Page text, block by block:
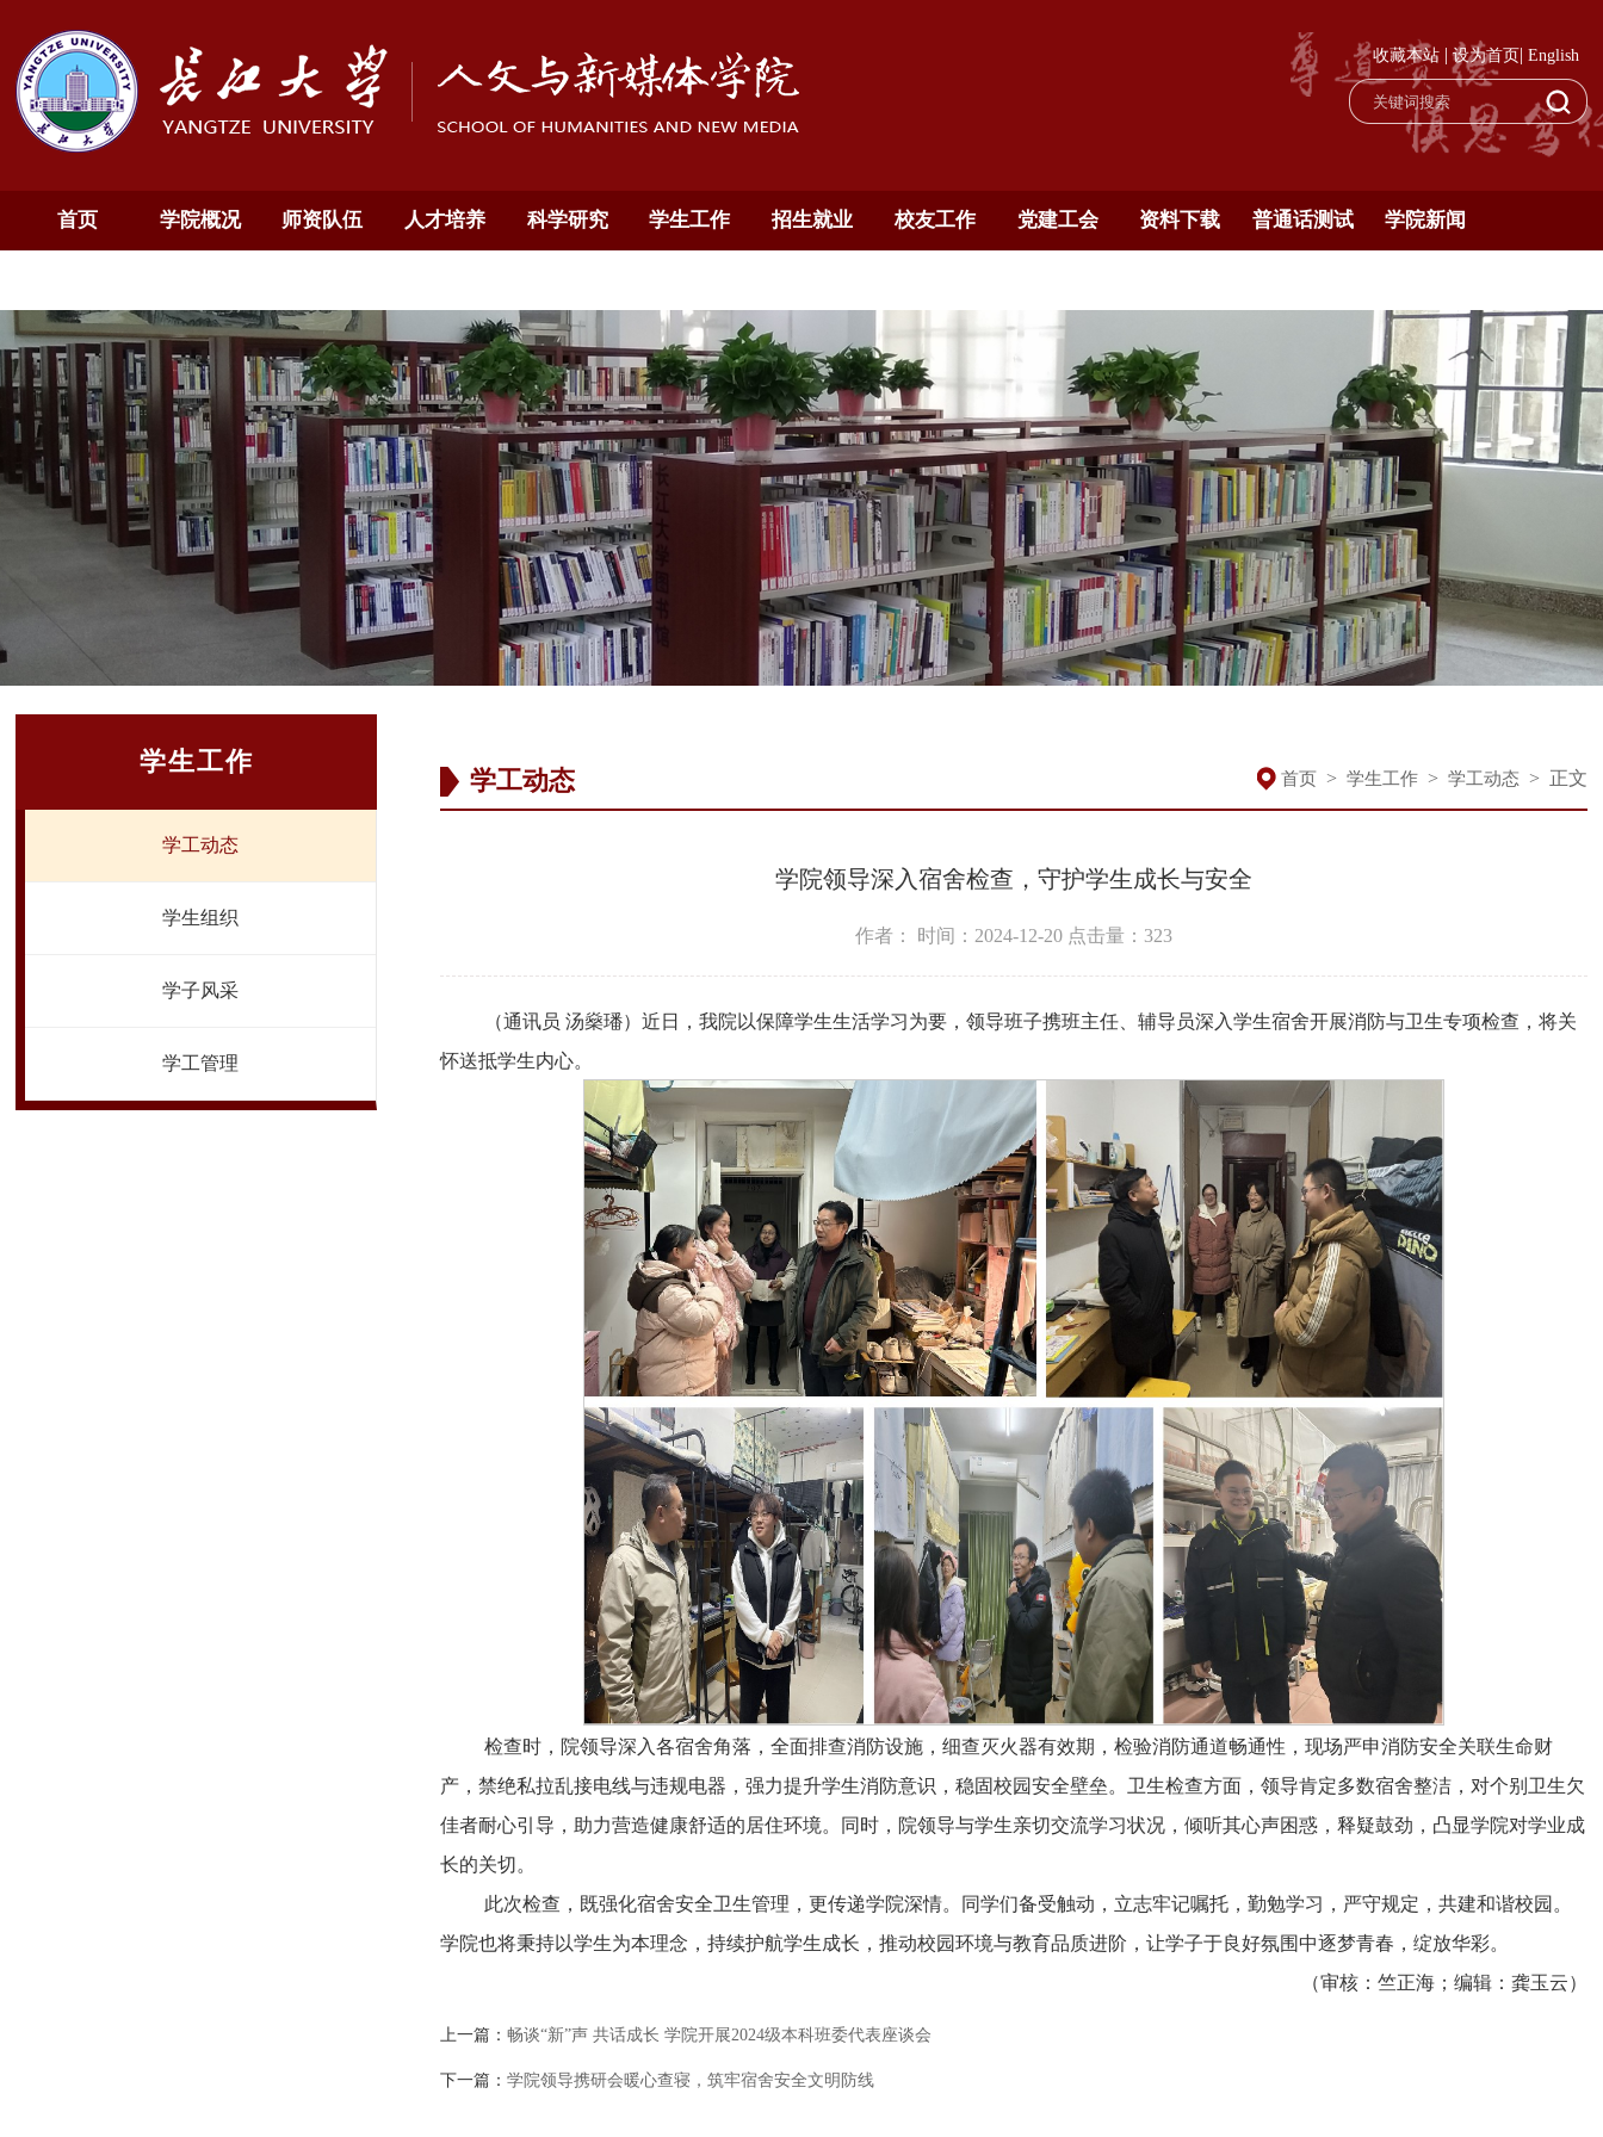
收藏本站|设为首页| English
首页 学院概况 师资队伍 人才培养 科学研究 学生工作 招生就业 校友工作 党建工会 资料下载 普通话测试 学院新闻
学生工作
学工动态
学生组织
学子风采
学工管理
学工动态 首页 > 学生工作 > 学工动态 > 正文
学院领导深入宿舍检查，守护学生成长与安全
作者： 时间：2024-12-20 点击量： 323
（通讯员 汤燊璠）近日，我院以保障学生生活学习为要，领导班子携班主任、辅导员深入学生宿舍开展消防与卫生专项检查，将关
怀送抵学生内心。
检查时，院领导深入各宿舍角落，全面排查消防设施，细查灭火器有效期，检验消防通道畅通性，现场严申消防安全关联生命财
产，禁绝私拉乱接电线与违规电器，强力提升学生消防意识，稳固校园安全壁垒。卫生检查方面，领导肯定多数宿舍整洁，对个别卫生欠
佳者耐心引导，助力营造健康舒适的居住环境。同时，院领导与学生亲切交流学习状况，倾听其心声困惑，释疑鼓劲，凸显学院对学业成
长的关切。
此次检查，既强化宿舍安全卫生管理，更传递学院深情。同学们备受触动，立志牢记嘱托，勤勉学习，严守规定，共建和谐校园。
学院也将秉持以学生为本理念，持续护航学生成长，推动校园环境与教育品质进阶，让学子于良好氛围中逐梦青春，绽放华彩。
（审核：竺正海；编辑：龚玉云）
上一篇：畅谈“新”声 共话成长 学院开展2024级本科班委代表座谈会
下一篇：学院领导携研会暖心查寝，筑牢宿舍安全文明防线